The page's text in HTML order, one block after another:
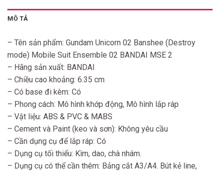
MÔ TẢ
– Tên sản phẩm: Gundam Unicorn 02 Banshee (Destroy
mode) Mobile Suit Ensemble 02 BANDAI MSE 2
– Hãng sản xuất: BANDAI
– Chiều cao khoảng: 6.35 cm
– Có base đi kèm: Có
– Phong cách: Mô hình khớp động, Mô hình lắp ráp
– Vật liệu: ABS & PVC & MABS
– Cement và Paint (keo và sơn): Không yêu cầu
– Cần dụng cụ để lắp ráp: Có
– Dụng cụ tối thiểu: Kìm, dao, chà nhám.
– Dụng cụ có thể cần thêm: Bảng cắt A3/A4. Bút kẻ line,